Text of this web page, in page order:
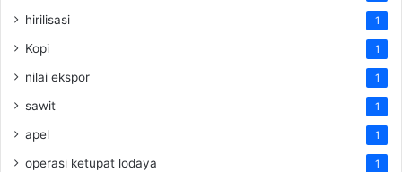
hirilisasi 1
Kopi 1
nilai ekspor 1
sawit 1
apel 1
operasi ketupat lodaya 1